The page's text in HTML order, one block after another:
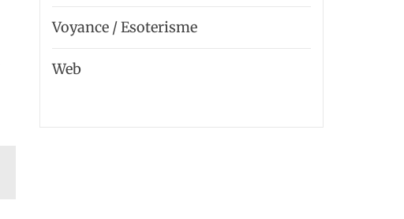
Voyance / Esoterisme
Web